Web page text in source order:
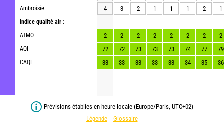
Ambroisie
Indice qualité air :
ATMO
AQI
CAQI
4
3 2 1 1 1 2 1
2 2 2 2 2 2 2
2
72
72 73 73 73 74 77
79
33
33 33 33 33 34 35 36
Prévisions établies en heure locale (Europe/Paris, UTC+02)
Légende
Glossaire